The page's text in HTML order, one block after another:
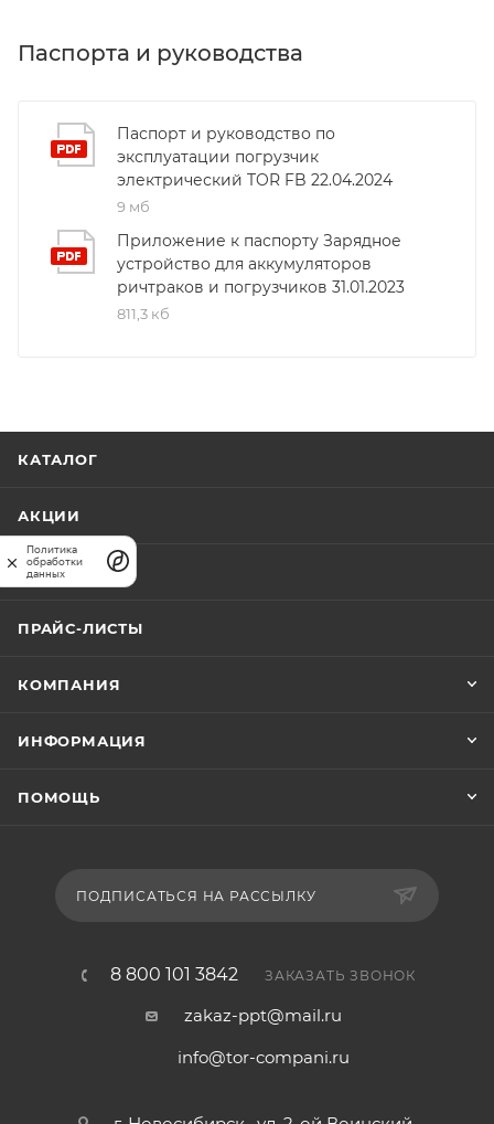
электродвигателями, обеспечивающими скорость
паллет. Устройство адаптировано для работы на
небольших площадях благодаря радиусу поворота
всего 1552 мм. Погрузчик оснащен гидравлическими
тормозами, а уровень шума на рабочем месте
оператора не превышает 68 дБ. Модель
изготовлена в Китае из высокопрочных материалов,
что гарантирует долговечность и экономичность в
эксплуатации.
Паспорта и руководства
Паспорт и руководство по
эксплуатации погрузчик
электрический TOR FB 22.04.2024
9 мб
Приложение к паспорту Зарядное
устройство для аккумуляторов
ричтраков и погрузчиков 31.01.2023
811,3 кб
КАТАЛОГ
АКЦИИ
КАРТА САЙТА
ПРАЙС-ЛИСТЫ
КОМПАНИЯ
ИНФОРМАЦИЯ
ПОМОЩЬ
ПОДПИСАТЬСЯ НА РАССЫЛКУ
8 800 101 3842 ЗАКАЗАТЬ ЗВОНОК
zakaz-ppt@mail.ru
info@tor-compani.ru
Политика
обработки
данных